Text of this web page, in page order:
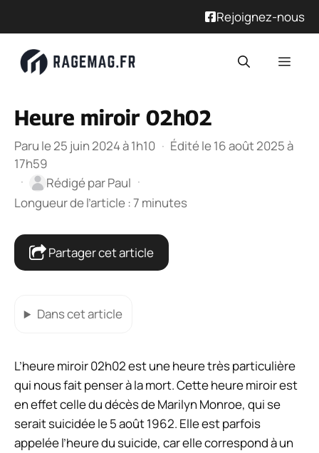
Rejoignez-nous
Heure miroir 02h02
Paru le 25 juin 2024 à 1h10 · Édité le 16 août 2025 à
17h59
·
Rédigé parPaul ·
Longueur de l’article : 7 minutes
Partager cet article
Dans cet article
L’heure miroir 02h02 est une heure très particulière
qui nous fait penser à la mort. Cette heure miroir est
en effet celle du décès de Marilyn Monroe, qui se
serait suicidée le 5 août 1962. Elle est parfois
appelée l’heure du suicide, car elle correspond à un